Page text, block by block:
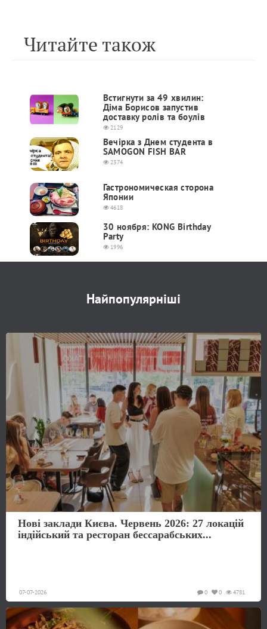
Читайте також
Встигнути за 49 хвилин:
Діма Борисов запустив
доставку ролів та боулів
2129
Вечірка з Днем студента в
SAMOGON FISH BAR
2374
Гастрономическая сторона
Японии
4618
30 ноября: KONG Birthday
Party
1996
Найпопулярніші
Нові заклади Києва. Червень 2026: 27 локацій
індійський та ресторан бессарабських...
07-07-2026 4781
0
0